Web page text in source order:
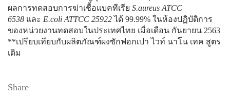
ผลการทดสอบการฆ่าเชื้อแบคทีเรีย S.aureus ATCC
6538 และ E.coli ATTCC 25922ได้ 99.99% ในห้องปฏิบัติการ
ของหน่วยงานทดสอบในประเทศไทย เมื่อเดือน กันยายน 2563
**เปรียบเทียบกับผลิตภัณฑ์ผงซักฟอกเปา ไวท์ นาโน เทค สูตร
เดิม
Share